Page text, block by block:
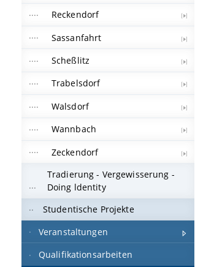
Reckendorf
Sassanfahrt
Scheßlitz
Trabelsdorf
Walsdorf
Wannbach
Zeckendorf
Tradierung - Vergewisserung -
Doing ldentity
Studentische Projekte
Veranstaltungen
Qualifikationsarbeiten